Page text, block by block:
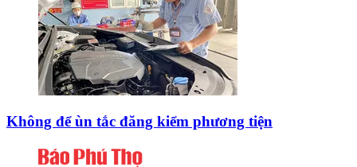
Không để ùn tắc đăng kiểm phương tiện